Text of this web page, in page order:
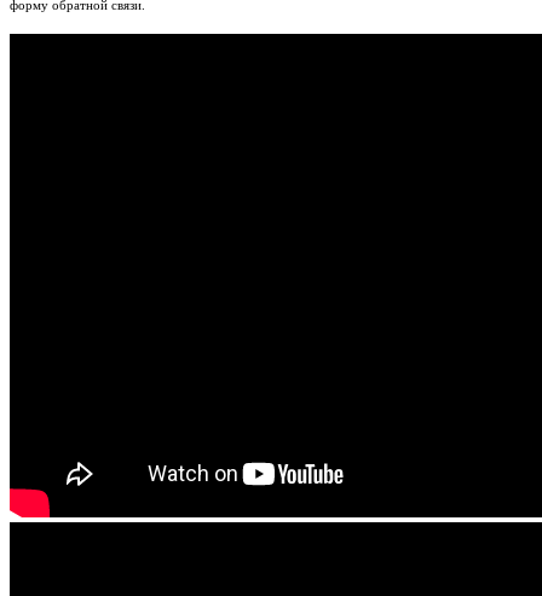
форму обратной связи.